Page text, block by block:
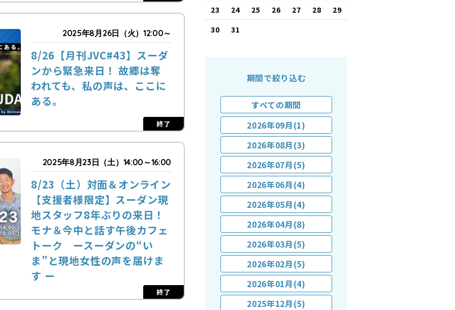
2025年8月26日（火）12:00～
8/26【月刊JVC#43】スーダ
ンから緊急来日！ 故郷は奪
われても、私の声は、ここに
ある。
終了
2025年8月23日（土）14:00～16:00
8/23（土）対面＆オンライン
【支援者様限定】スーダン現
地スタッフ8年ぶりの来日！
モナ＆今中と話す午後カフェ
トーク ースーダンの“い
ま”と現地女性の声を届けま
す ー
終了
23
24 25 26 27 28
29
30
31
期間で絞り込む
すべての期間
2026年09月(1)
2026年08月(3)
2026年07月(5)
2026年06月(4)
2026年05月(4)
2026年04月(8)
2026年03月(5)
2026年02月(5)
2026年01月(4)
2025年12月(5)